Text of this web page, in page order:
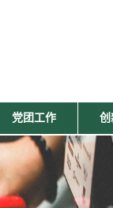
党团工作 创